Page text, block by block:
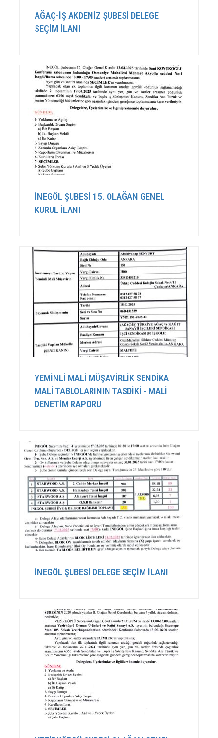
AĞAÇ-İŞ AKDENİZ ŞUBESİ DELEGE
SEÇİM İLANI
İNEGÖL ŞUBESİ 15. OLAĞAN GENEL
KURUL İLANI
YEMİNLİ MALİ MÜŞAVİRLİK SENDİKA
MALİ TABLOLARININ TASDİKİ - MALİ
DENETİM RAPORU
İNEGÖL ŞUBESİ DELEGE SEÇİM İLANI